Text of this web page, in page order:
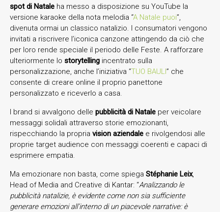
spot di Natale ha messo a disposizione su YouTube la
versione karaoke della nota melodia “A Natale puoi”,
divenuta ormai un classico natalizio. I consumatori vengono
invitati a riscrivere l’iconica canzone attingendo da ciò che
per loro rende speciale il periodo delle Feste. A rafforzare
ulteriormente lo storytelling incentrato sulla
personalizzazione, anche l’iniziativa “TUO BAULI” che
consente di creare online il proprio panettone
personalizzato e riceverlo a casa.
I brand si avvalgono delle pubblicità di Natale per veicolare
messaggi solidali attraverso storie emozionanti,
rispecchiando la propria vision aziendale e rivolgendosi alle
proprie target audience con messaggi coerenti e capaci di
esprimere empatia.
Ma emozionare non basta, come spiega Stéphanie Leix,
Head of Media and Creative di Kantar: “Analizzando le
pubblicità natalizie, è evidente come non sia sufficiente
generare emozioni all’interno di un piacevole narrative: è